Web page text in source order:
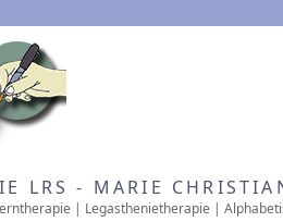
LRS - MARIE
| Legasthenietherapie |